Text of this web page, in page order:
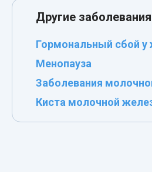
Другие заболевания
Гормональный сбой
Менопауза
Заболевания
Киста молочной